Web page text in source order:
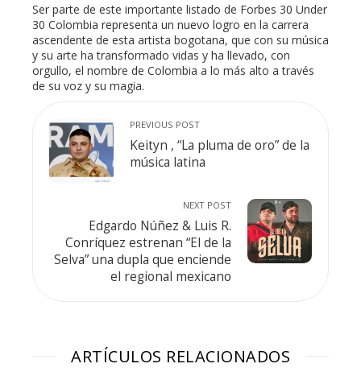
Ser parte de este importante listado de Forbes 30 Under
30 Colombia representa un nuevo logro en la carrera
ascendente de esta artista bogotana, que con su música
y su arte ha transformado vidas y ha llevado, con
orgullo, el nombre de Colombia a lo más alto a través
de su voz y su magia.
PREVIOUS POST
Keityn , “La pluma de oro” de la
música latina
NEXT POST
Edgardo Núñez & Luis R.
Conríquez estrenan “El de la
Selva” una dupla que enciende
el regional mexicano
ARTÍCULOS RELACIONADOS